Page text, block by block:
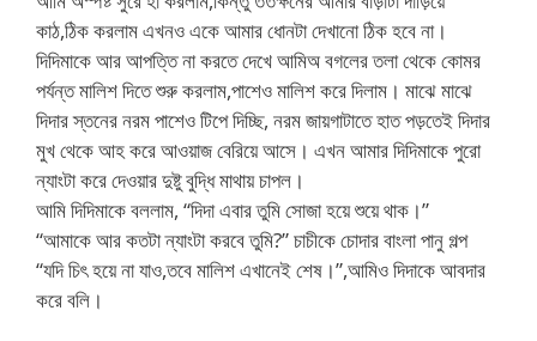
কাঠ,ঠিক করলাম এখনও একে আমার ধোনটা দেখানো ঠিক হবে না।
দিদিমাকে আর আপত্তি না করতে দেখে আমিঅ বগলের তলা থেকে কোমর
পর্যন্ত মালিশ দিতে শুরু করলাম,পাশেও মালিশ করে দিলাম। মাঝে মাঝে
দিদার স্তনের নরম পাশেও টিপে দিচ্ছি, নরম জায়গাটাতে হাত পড়তেই দিদার
মুখ থেকে আহ করে আওয়াজ বেরিয়ে আসে। এখন আমার দিদিমাকে পুরো
ন্যাংটা করে দেওয়ার দুষ্টু বুদ্ধি মাথায় চাপল।
আমি দিদিমাকে বললাম, “দিদা এবার তুমি সোজা হয়ে শুয়ে থাক।”
“আমাকে আর কতটা ন্যাংটা করবে তুমি?” চাচীকে চোদার বাংলা পানু গল্প
“যদি চিৎ হয়ে না যাও,তবে মালিশ এখানেই শেষ।”,আমিও দিদাকে আবদার
করে বলি।